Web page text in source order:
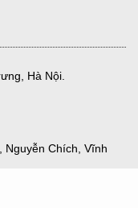
Hà Nội.
Nguyễn Chích, Vĩnh